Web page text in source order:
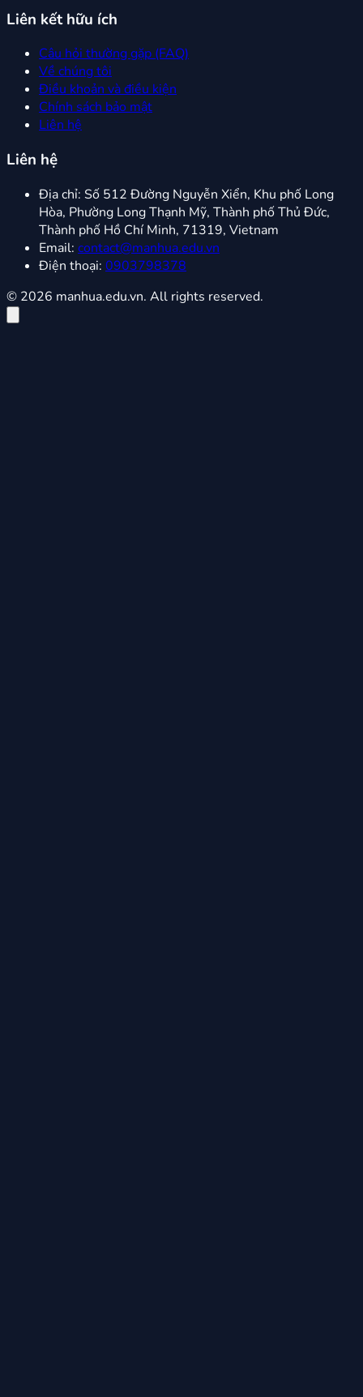
Liên kết hữu ích
Câu hỏi thường gặp (FAQ)
Về chúng tôi
Điều khoản và điều kiện
Chính sách bảo mật
Liên hệ
Liên hệ
Địa chỉ: Số 512 Đường Nguyễn Xiển, Khu phố Long
Hòa, Phường Long Thạnh Mỹ, Thành phố Thủ Đức,
Thành phố Hồ Chí Minh, 71319, Vietnam
Email: contact@manhua.edu.vn
Điện thoại: 0903798378
© 2026 manhua.edu.vn. All rights reserved.